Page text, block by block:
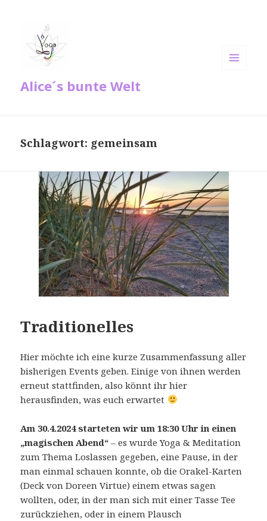
Alice´s bunte Welt
Schlagwort: gemeinsam
Traditionelles
Hier möchte ich eine kurze Zusammenfassung aller
bisherigen Events geben. Einige von ihnen werden
erneut stattfinden, also könnt ihr hier
herausfinden, was euch erwartet
Am 30.4.2024 starteten wir um 18:30 Uhr in einen
„magischen Abend“ – es wurde Yoga & Meditation
zum Thema Loslassen gegeben, eine Pause, in der
man einmal schauen konnte, ob die Orakel-Karten
(Deck von Doreen Virtue) einem etwas sagen
wollten, oder, in der man sich mit einer Tasse Tee
zurückziehen, oder in einem Plausch